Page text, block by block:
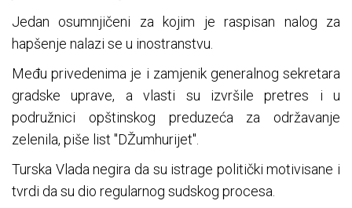
Јedan osumnjičeni za kojim je raspisan nalog za
hapšenje nalazi se u inostranstvu.
Među privedenima je i zamjenik generalnog sekretara
gradske uprave, a vlasti su izvršile pretres i u
podružnici opštinskog preduzeća za održavanje
zelenila, piše list "DŽumhurijet".
Turska Vlada negira da su istrage politički motivisane i
tvrdi da su dio regularnog sudskog procesa.